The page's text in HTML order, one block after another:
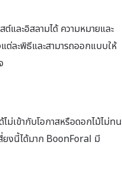
ละอิสลามได้ ความหมายและ
ต่ละพิธีและสามารถออกแบบให้
เข้ากับโอกาสหรือดอกไม้ไม่ทน
ยงนี้ได้มาก BoonForal มี